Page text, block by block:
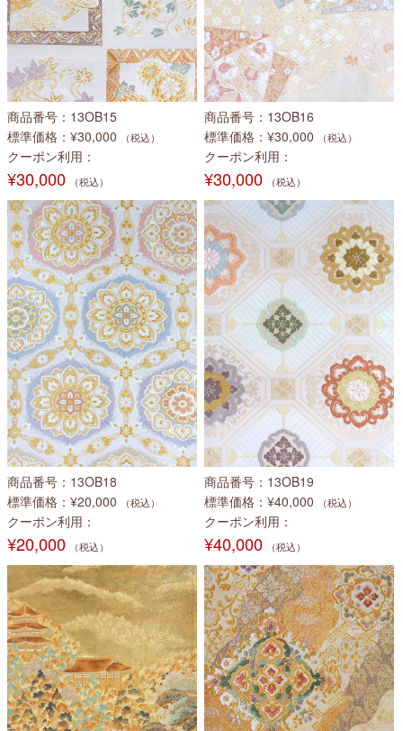
商品番号
13OB15
標準価格
¥30,000 （税込）
クーポン利用
¥30,000 （税込）
商品番号
13OB16
標準価格
¥30,000 （税込）
クーポン利用
¥30,000 （税込）
商品番号
13OB18
標準価格
¥20,000 （税込）
クーポン利用
¥20,000 （税込）
商品番号
13OB19
標準価格
¥40,000 （税込）
クーポン利用
¥40,000 （税込）